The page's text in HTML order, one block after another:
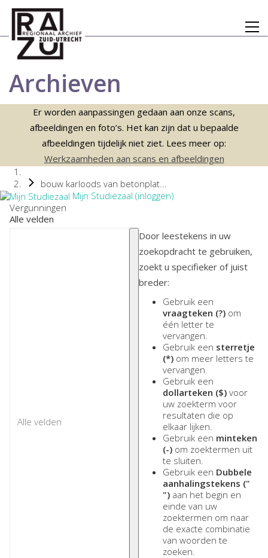
Archieven
Er worden aanpassingen gedaan aan onze scans,
afbeeldingen en foto’s. Het kan zijn dat u bepaalde
afbeeldingen tijdelijk niet ziet. Lees meer op:
Werkzaamheden aan scans en afbeeldingen
bouw karloods van betonplat...
Mijn Studiezaal (inloggen)
Vergunningen
Alle velden
Door leestekens in uw
zoekopdracht te gebruiken,
zoekt u specifieker of juist
breder:
Gebruik een
vraagteken (?) om
één letter te
vervangen.
Gebruik een sterretje
(*) om meer letters te
vervangen.
Gebruik een
dollarteken ($) voor
uw zoekterm voor
resultaten die op
elkaar lijken.
Gebruik een minteken
(-) om zoektermen uit
te sluiten.
Gebruik een Dubbele
aanhalingstekens ("
") aan het begin en
einde van uw
zoektermen om naar
de exacte combinatie
van woorden te
zoeken.